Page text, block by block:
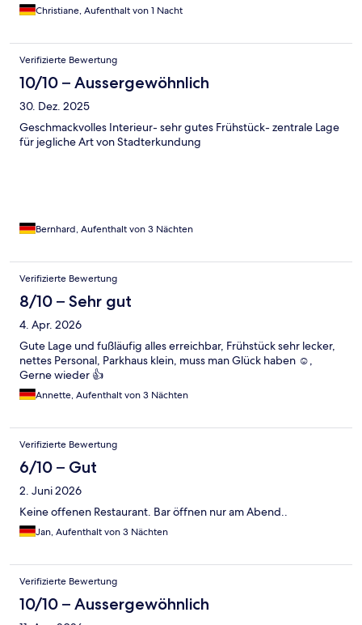
Christiane, Aufenthalt von 1 Nacht
Verifizierte Bewertung
10/10 – Aussergewöhnlich
30. Dez. 2025
Geschmackvolles Interieur- sehr gutes Frühstück- zentrale Lage
für jegliche Art von Stadterkundung
Bernhard, Aufenthalt von 3 Nächten
Verifizierte Bewertung
8/10 – Sehr gut
4. Apr. 2026
Gute Lage und fußläufig alles erreichbar, Frühstück sehr lecker,
nettes Personal, Parkhaus klein, muss man Glück haben ☺️,
Gerne wieder 👍
Annette, Aufenthalt von 3 Nächten
Verifizierte Bewertung
6/10 – Gut
2. Juni 2026
Keine offenen Restaurant. Bar öffnen nur am Abend..
Jan, Aufenthalt von 3 Nächten
Verifizierte Bewertung
10/10 – Aussergewöhnlich